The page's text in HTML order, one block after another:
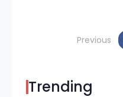
Previous
Trending